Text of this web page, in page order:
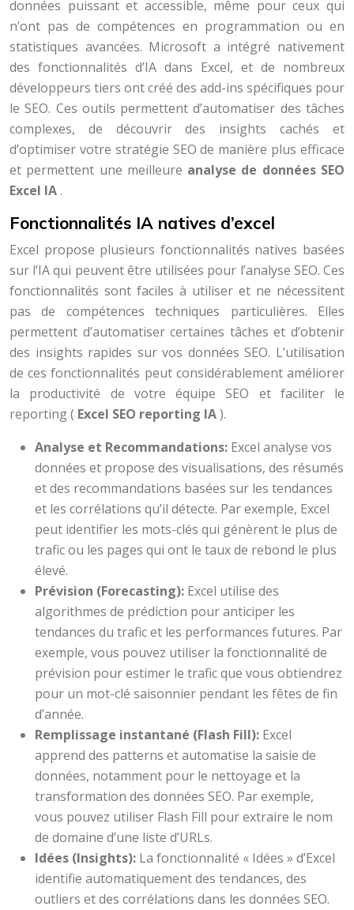
données puissant et accessible, même pour ceux qui
n’ont pas de compétences en programmation ou en
statistiques avancées. Microsoft a intégré nativement
des fonctionnalités d’IA dans Excel, et de nombreux
développeurs tiers ont créé des add-ins spécifiques pour
le SEO. Ces outils permettent d’automatiser des tâches
complexes, de découvrir des insights cachés et
d’optimiser votre stratégie SEO de manière plus efficace
et permettent une meilleure analyse de données SEO
Excel IA.
Fonctionnalités IA natives d’excel
Excel propose plusieurs fonctionnalités natives basées
sur l’IA qui peuvent être utilisées pour l’analyse SEO. Ces
fonctionnalités sont faciles à utiliser et ne nécessitent
pas de compétences techniques particulières. Elles
permettent d’automatiser certaines tâches et d’obtenir
des insights rapides sur vos données SEO. L’utilisation
de ces fonctionnalités peut considérablement améliorer
la productivité de votre équipe SEO et faciliter le
reporting ( Excel SEO reporting IA).
Analyse et Recommandations: Excel analyse vos
données et propose des visualisations, des résumés
et des recommandations basées sur les tendances
et les corrélations qu’il détecte. Par exemple, Excel
peut identifier les mots-clés qui génèrent le plus de
trafic ou les pages qui ont le taux de rebond le plus
élevé.
Prévision (Forecasting): Excel utilise des
algorithmes de prédiction pour anticiper les
tendances du trafic et les performances futures. Par
exemple, vous pouvez utiliser la fonctionnalité de
prévision pour estimer le trafic que vous obtiendrez
pour un mot-clé saisonnier pendant les fêtes de fin
d’année.
Remplissage instantané (Flash Fill): Excel
apprend des patterns et automatise la saisie de
données, notamment pour le nettoyage et la
transformation des données SEO. Par exemple,
vous pouvez utiliser Flash Fill pour extraire le nom
de domaine d’une liste d’URLs.
Idées (Insights): La fonctionnalité « Idées » d’Excel
identifie automatiquement des tendances, des
outliers et des corrélations dans les données SEO.